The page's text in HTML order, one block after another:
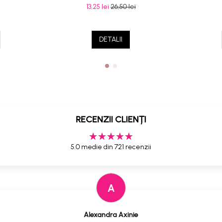
13,25 lei 26,50 lei
DETALII
RECENZII CLIENȚI
5.0 medie din 721 recenzii
A
Alexandra Axinie